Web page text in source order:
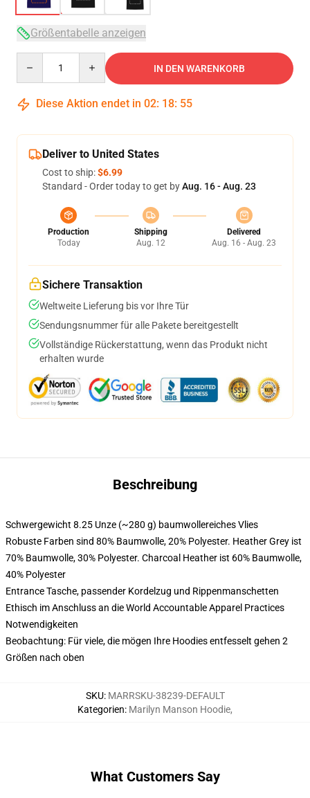
Größentabelle anzeigen
IN DEN WARENKORB
Diese Aktion endet in 02: 18: 54
Deliver to United States
Cost to ship:$6.99
Standard - Order today to get byAug. 16 - Aug. 23
Production
Today
Shipping
Aug. 12
Delivered
Aug. 16 - Aug. 23
Sichere Transaktion
Weltweite Lieferung bis vor Ihre Tür
Sendungsnummer für alle Pakete bereitgestellt
Vollständige Rückerstattung, wenn das Produkt nicht
erhalten wurde
Beschreibung
Schwergewicht 8.25 Unze (~280 g) baumwollereiches Vlies
Robuste Farben sind 80% Baumwolle, 20% Polyester. Heather Grey ist
70% Baumwolle, 30% Polyester. Charcoal Heather ist 60% Baumwolle,
40% Polyester
Entrance Tasche, passender Kordelzug und Rippenmanschetten
Ethisch im Anschluss an die World Accountable Apparel Practices
Notwendigkeiten
Beobachtung: Für viele, die mögen Ihre Hoodies entfesselt gehen 2
Größen nach oben
SKU: MARRSKU-38239-DEFAULT
Kategorien: Marilyn Manson Hoodie,
What Customers Say